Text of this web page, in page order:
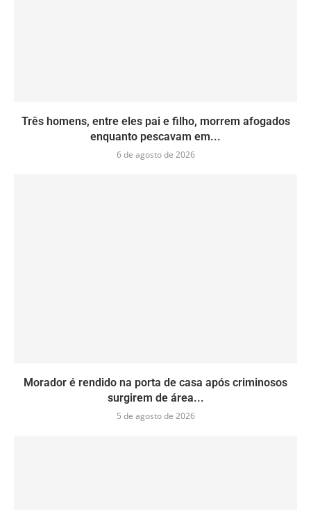
Três homens, entre eles pai e filho, morrem afogados
enquanto pescavam em...
6 de agosto de 2026
Morador é rendido na porta de casa após criminosos
surgirem de área...
5 de agosto de 2026